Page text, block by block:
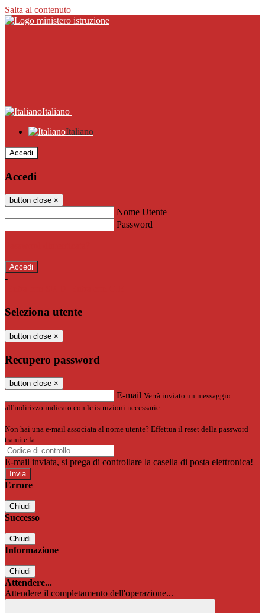
Salta al contenuto
Italiano
Italiano
Accedi
Accedi
button close ×
Nome Utente
Password
-
Seleziona utente
button close ×
Recupero password
button close ×
E-mail Verrà inviato un messaggio
all'indirizzo indicato con le istruzioni necessarie.
Non hai una e-mail associata al nome utente? Effettua il reset della password
tramite la
E-mail inviata, si prega di controllare la casella di posta elettronica!
Errore
Chiudi
Successo
Chiudi
Informazione
Chiudi
Attendere...
Attendere il completamento dell'operazione...